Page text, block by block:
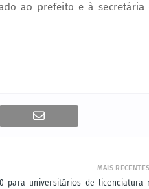
ao prefeito e à secretária
MAIS RECENTES
para universitários de licenciatura